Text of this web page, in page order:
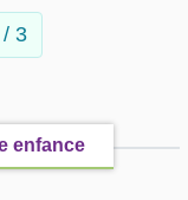
suivante
/ 3
enfance